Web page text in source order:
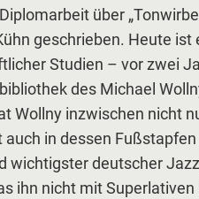
über
geschrieben. Heute ist
Studien – vor zwei
des Michael
Wollny inzwischen nicht
in dessen Fußstapfen
wichtigster deutscher
ihn nicht mit Superlativen